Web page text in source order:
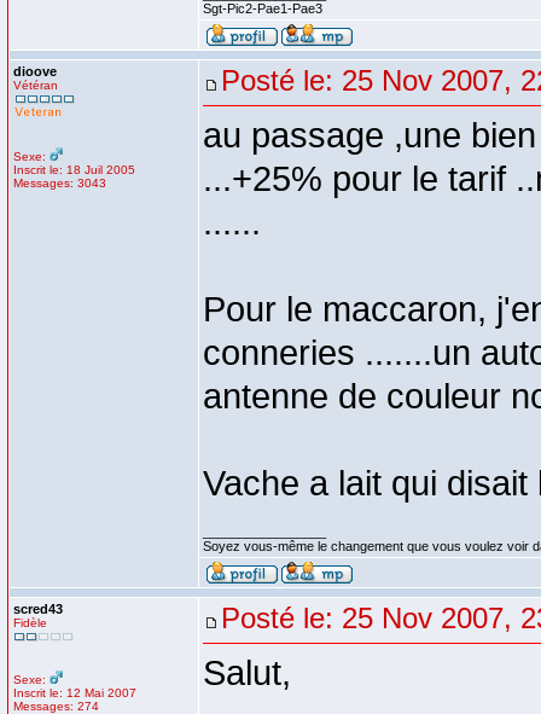
Sgt-Pic2-Pae1-Pae3
dioove
Vétéran
Sexe:
Inscrit le: 18 Juil 2005
Messages: 3043
Posté le: 25 Nov 2007,
au passage ,une
...+25% pour le tarif
......
Pour le maccaron,
conneries .......un
antenne de couleur
Vache a lait qui
Soyez vous-même le changement que vous voulez voir
scred43
Fidèle
Sexe:
Inscrit le: 12 Mai 2007
Messages: 274
Posté le: 25 Nov 2007,
Salut,